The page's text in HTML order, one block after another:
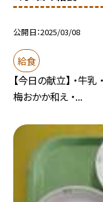
公開日 2025/03/08
給食
【今日の献立】 ・牛
梅おかか和え ・...